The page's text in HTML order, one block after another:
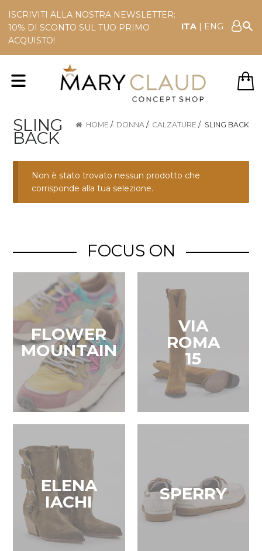
ISCRIVITI ALLA NOSTRA NEWSLETTER:
10% DI SCONTO SUL TUO PRIMO
ACQUISTO!
ITA | ENG
SLING
BACK
HOME / DONNA / CALZATURE / SLING BACK
Non è stato trovato nessun prodotto che
corrisponde alla tua selezione.
FOCUS ON
FLOWER
MOUNTAIN
VIA
ROMA
15
ELENA
IACHI
SPERRY